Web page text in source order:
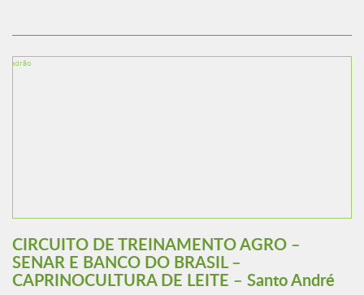
CIRCUITO DE TREINAMENTO AGRO –
SENAR E BANCO DO BRASIL –
CAPRINOCULTURA DE LEITE – Santo André